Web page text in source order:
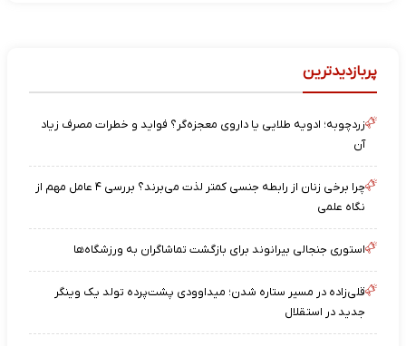
پربازدیدترین
زردچوبه؛ ادویه طلایی یا داروی معجزه‌گر؟ فواید و خطرات مصرف زیاد
آن
چرا برخی زنان از رابطه جنسی کمتر لذت می‌برند؟ بررسی ۴ عامل مهم از
نگاه علمی
استوری جنجالی بیرانوند برای بازگشت تماشاگران به ورزشگاه‌ها
قلی‌زاده در مسیر ستاره شدن؛ میداوودی پشت‌پرده تولد یک وینگر
جدید در استقلال